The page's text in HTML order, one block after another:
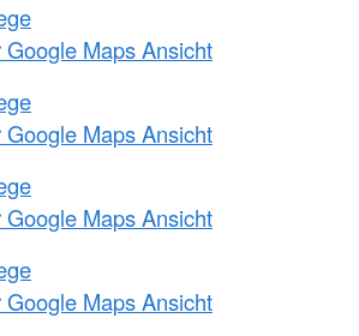
Google Maps Ansicht
Google Maps Ansicht
Google Maps Ansicht
Google Maps Ansicht